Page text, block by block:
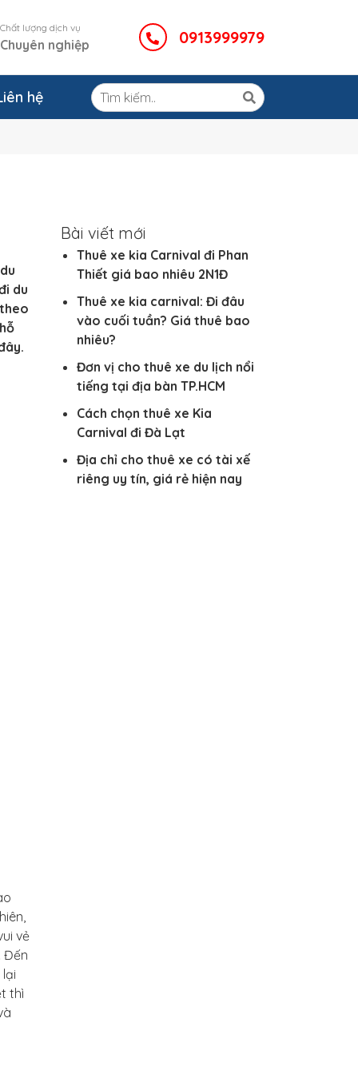
Chất lượng dịch vụ
Chuyên nghiệp 0913999979
hệ
du
vẻ
Đến
thì
Bài viết mới
Thuê xe kia Carnival đi Phan
Thiết giá bao nhiêu 2N1Đ
Thuê xe kia carnival: Đi đâu
vào cuối tuần? Giá thuê bao
nhiêu?
Đơn vị cho thuê xe du lịch nổi
tiếng tại địa bàn TP.HCM
Cách chọn thuê xe Kia
Carnival đi Đà Lạt
Địa chỉ cho thuê xe có tài xế
riêng uy tín, giá rẻ hiện nay